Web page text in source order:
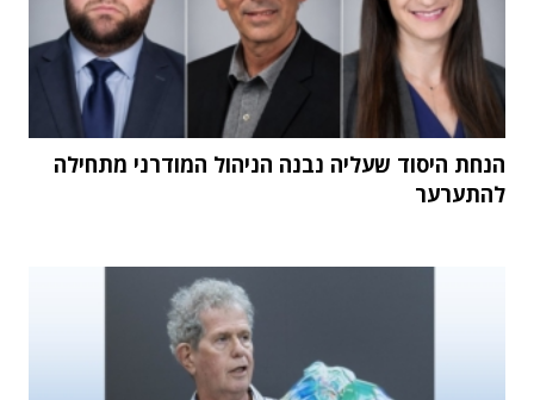
הנחת היסוד שעליה נבנה הניהול המודרני מתחילה
להתערער